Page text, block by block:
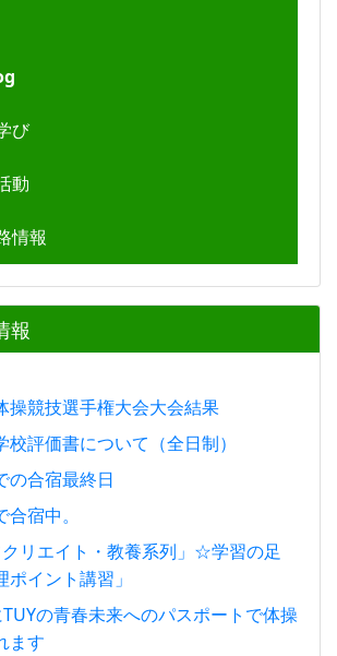
び
動
情報
報
操競技選手権大会大会結果
評価書について（全日制）
の合宿最終日
宿中。
リエイト・教養系列」☆学習の足
イント講習」
の青春未来へのパスポートで体操
ます